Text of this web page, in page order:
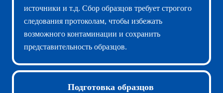
источники и т.д. Сбор образцов требует строгого
следования протоколам, чтобы избежать
возможного контаминации и сохранить
представительность образцов.
Подготовка образцов